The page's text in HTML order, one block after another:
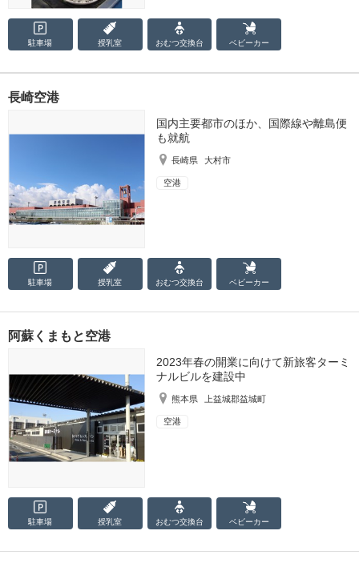
駐車場 授乳室 おむつ交換台 ベビーカー
長崎空港
国内主要都市のほか、国際線や離島便
も就航
長崎県 大村市
空港
駐車場 授乳室 おむつ交換台 ベビーカー
阿蘇くまもと空港
2023年春の開業に向けて新旅客ターミ
ナルビルを建設中
熊本県 上益城郡益城町
空港
駐車場 授乳室 おむつ交換台 ベビーカー